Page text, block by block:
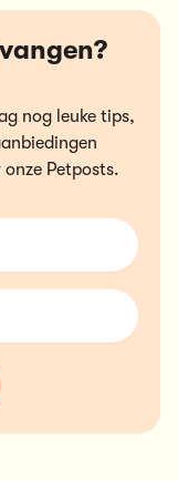
nog leuke tips,
Petposts.